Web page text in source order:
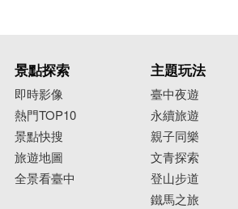
景點探索
即時影像
熱門TOP10
景點快搜
旅遊地圖
全景看臺中
主題玩法
臺中夜遊
永續旅遊
親子同樂
文青探索
登山步道
鐵馬之旅